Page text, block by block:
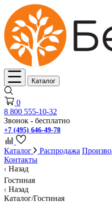
Каталог
0
8 800 555-10-32
Звонок - бесплатно
+7 (495) 646-49-78
Каталог Распродажа
Контакты
Назад
Гостиная
Назад
Каталог/Гостиная